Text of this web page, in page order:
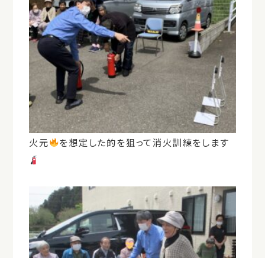
火元 を想定した的を狙って消火訓練をします